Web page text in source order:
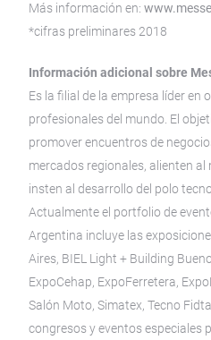
Más información en:
*cifras preliminares 2018
Información adicional sobre
Es la filial de la empresa líder en
profesionales del mundo. El
promover encuentros de
mercados regionales, alienten al
insten al desarrollo del polo
Actualmente el portfolio de
Argentina incluye las
Aires, BIEL Light + Building
ExpoCehap, ExpoFerretera,
Salón Moto, Simatex, Tecno
congresos y eventos especiales